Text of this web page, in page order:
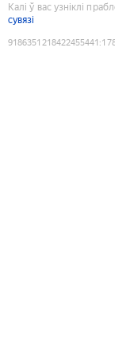
Калі ў вас узніклі
сувязі
9186351218422455441 :